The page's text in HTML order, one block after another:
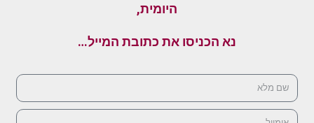
היומית,
נא הכניסו את כתובת המייל…